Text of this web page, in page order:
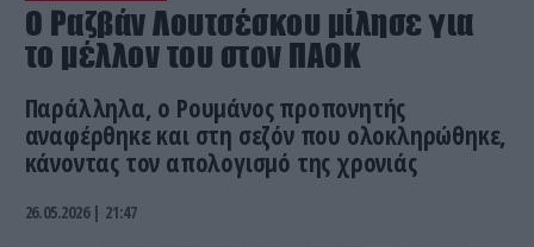
O Ραζβάν Λουτσέσκου μίλησε για
το μέλλον του στον ΠΑΟΚ
Παράλληλα, ο Ρουμάνος προπονητής
αναφέρθηκε και στη σεζόν που ολοκληρώθηκε,
κάνοντας τον απολογισμό της χρονιάς
26.05.2026 | 21:47